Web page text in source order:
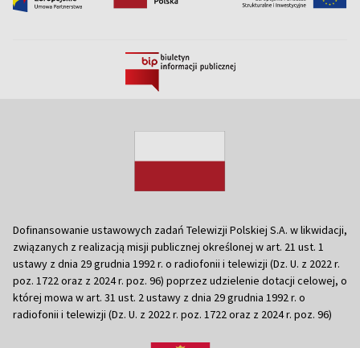
Dofinansowanie ustawowych zadań Telewizji Polskiej S.A. w likwidacji,
związanych z realizacją misji publicznej określonej w art. 21 ust. 1
ustawy z dnia 29 grudnia 1992 r. o radiofonii i telewizji (Dz. U. z 2022 r.
poz. 1722 oraz z 2024 r. poz. 96) poprzez udzielenie dotacji celowej, o
której mowa w art. 31 ust. 2 ustawy z dnia 29 grudnia 1992 r. o
radiofonii i telewizji (Dz. U. z 2022 r. poz. 1722 oraz z 2024 r. poz. 96)